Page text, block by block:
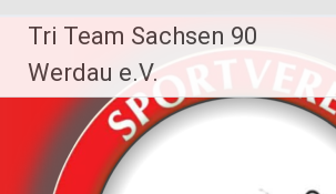
Inhalt
springen
Tri Team Sachsen 90
Werdau e.V.